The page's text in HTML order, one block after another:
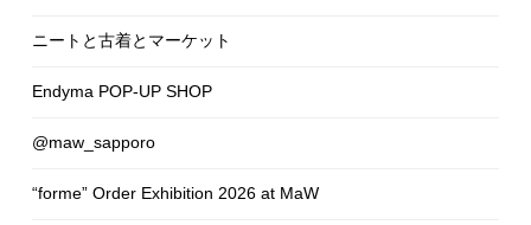
ニートと古着とマーケット
Endyma POP-UP SHOP
@maw_sapporo
“forme” Order Exhibition 2026 at MaW